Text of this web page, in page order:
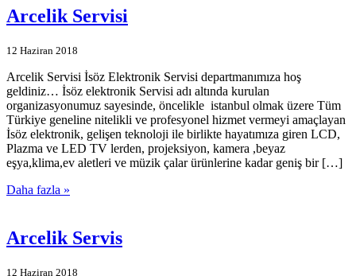
Arcelik Servisi
12 Haziran 2018
Arcelik Servisi İsöz Elektronik Servisi departmanımıza hoş
geldiniz… İsöz elektronik Servisi adı altında kurulan
organizasyonumuz sayesinde, öncelikle istanbul olmak üzere Tüm
Türkiye geneline nitelikli ve profesyonel hizmet vermeyi amaçlayan
İsöz elektronik, gelişen teknoloji ile birlikte hayatımıza giren LCD,
Plazma ve LED TV lerden, projeksiyon, kamera ,beyaz
eşya,klima,ev aletleri ve müzik çalar ürünlerine kadar geniş bir […]
Daha fazla »
Arcelik Servis
12 Haziran 2018